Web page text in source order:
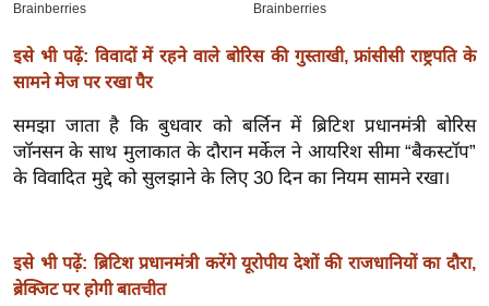
मि
सा
ल
बे
ल
श
इसे भी पढ़ें: विवादों में रहने वाले बोरिस की गुस्ताखी, फ्रांसीसी राष्ट्रपति के
सामने मेज पर रखा पैर
समझा जाता है कि बुधवार को बर्लिन में ब्रिटिश प्रधानमंत्री बोरिस
जॉनसन के साथ मुलाकात के दौरान मर्केल ने आयरिश सीमा “बैकस्टॉप”
के विवादित मुद्दे को सुलझाने के लिए 30 दिन का नियम सामने रखा।
इसे भी पढ़ें: ब्रिटिश प्रधानमंत्री करेंगे यूरोपीय देशों की राजधानियों का दौरा,
ब्रेक्जिट पर होगी बातचीत